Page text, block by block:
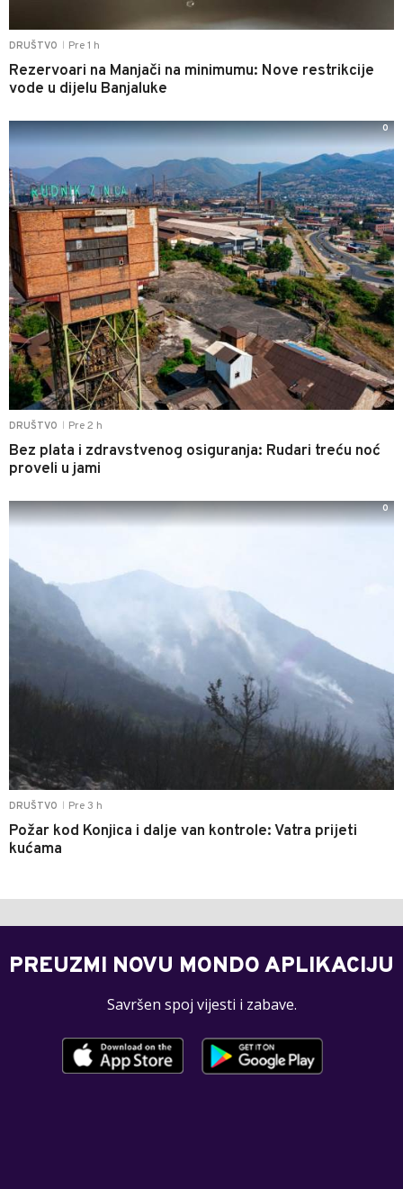
DRUŠTVO Pre 1 h
Rezervoari na Manjači na minimumu: Nove restrikcije
vode u dijelu Banjaluke
DRUŠTVO Pre 2 h
Bez plata i zdravstvenog osiguranja: Rudari treću noć
proveli u jami
0
DRUŠTVO Pre 3 h
Požar kod Konjica i dalje van kontrole: Vatra prijeti
kućama
0
PREUZMI NOVU MONDO APLIKACIJU
Savršen spoj vijesti i zabave.